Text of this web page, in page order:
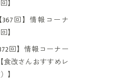
】
回】情報コーナ
】
回】情報コーナー
食改さんおすすめレ
】